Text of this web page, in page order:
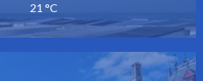
21 °C